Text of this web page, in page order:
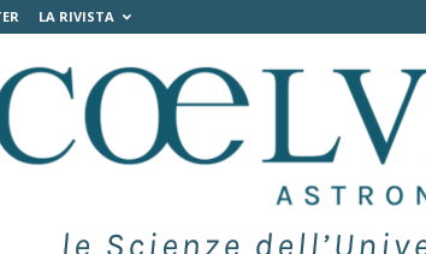
LA RIVISTA